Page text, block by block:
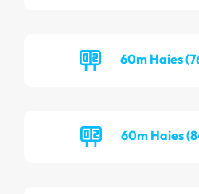
60m Haies
60m Haies